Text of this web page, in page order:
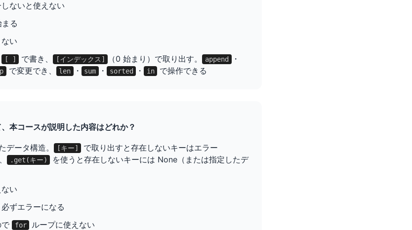
ないと使えない
る
い
[ ] で書き、 [インデックス] （0 始まり）で取り出す。 append ・
で変更でき、 len ・ sum ・ sorted ・ in で操作できる
本コースが説明した内容はどれか？
データ構造。 [キー]
で取り出すと存在しないキーはエラー
.get(キー)
を使うと存在しないキーには None（または指定したデ
い
ずエラーになる
for ループに使えない